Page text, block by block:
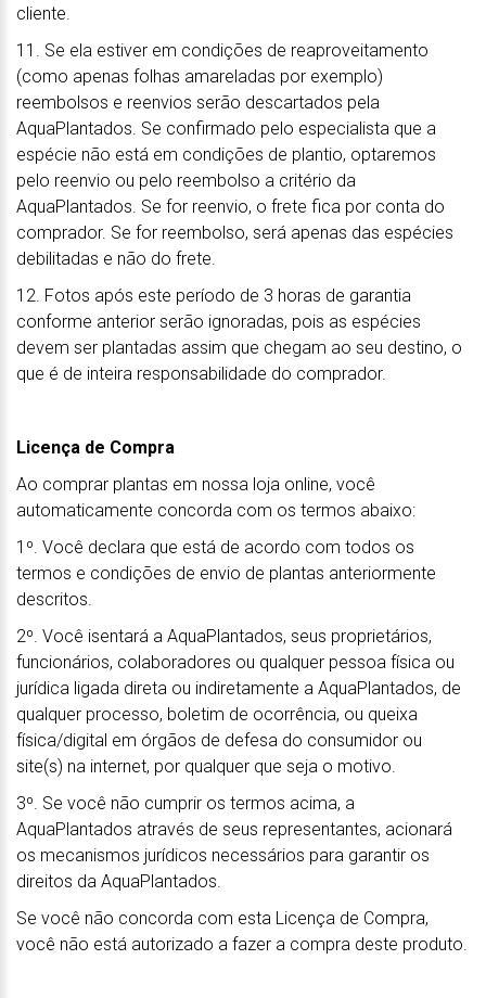
cliente.
11. Se ela estiver em condições de reaproveitamento
(como apenas folhas amareladas por exemplo)
reembolsos e reenvios serão descartados pela
AquaPlantados. Se confirmado pelo especialista que a
espécie não está em condições de plantio, optaremos
pelo reenvio ou pelo reembolso a critério da
AquaPlantados. Se for reenvio, o frete fica por conta do
comprador. Se for reembolso, será apenas das espécies
debilitadas e não do frete.
12. Fotos após este período de 3 horas de garantia
conforme anterior serão ignoradas, pois as espécies
devem ser plantadas assim que chegam ao seu destino, o
que é de inteira responsabilidade do comprador.
Licença de Compra
Ao comprar plantas em nossa loja online, você
automaticamente concorda com os termos abaixo:
1º. Você declara que está de acordo com todos os
termos e condições de envio de plantas anteriormente
descritos.
2º. Você isentará a AquaPlantados, seus proprietários,
funcionários, colaboradores ou qualquer pessoa física ou
jurídica ligada direta ou indiretamente a AquaPlantados, de
qualquer processo, boletim de ocorrência, ou queixa
física/digital em órgãos de defesa do consumidor ou
site(s) na internet, por qualquer que seja o motivo.
3º. Se você não cumprir os termos acima, a
AquaPlantados através de seus representantes, acionará
os mecanismos jurídicos necessários para garantir os
direitos da AquaPlantados.
Se você não concorda com esta Licença de Compra,
você não está autorizado a fazer a compra deste produto.